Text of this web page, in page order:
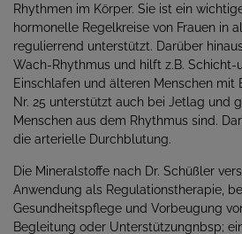
Rhythmen im Körper. Sie ist ein
hormonelle Regelkreise von Frauen in
regulierrend unterstützt. Darüber
Wach-Rhythmus und hilft z.B.
Einschlafen und älteren Menschen mit
Nr. 25 unterstützt auch bei Jetlag und
Menschen aus dem Rhythmus sind.
die arterielle Durchblutung.
Die Mineralstoffe nach Dr. Schüßler
Anwendung als Regulationstherapie,
Gesundheitspflege und Vorbeugung
Begleitung oder Unterstützungnbsp;